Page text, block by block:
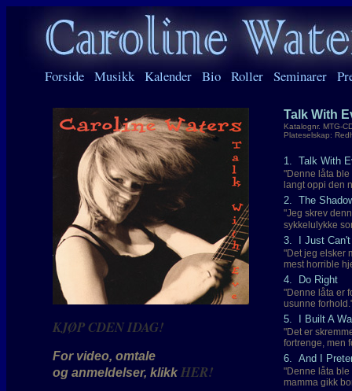
Forside Musikk Kalender Bio Roller Seminarer
Talk With
Katalognr. MTG-
Plateselskap:
1. Talk With
"Denne låta ble
langt oppi den
2. The
"Jeg skrev
sykkelulykke
3. I Just Can't
"Det jeg elsker
mest horrible
4. Do Right
"Denne låta er
usunne
5. I Built A
"Det er
fortrenge, men
6. And I
"Denne låta ble
mamma gikk
KJØP CDEN IDAG!
For video, omtale
og anmeldelser, klikk HER!